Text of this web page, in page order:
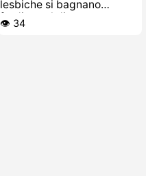
lesbiche si bagnano
fradice sul divano
👁️ 34